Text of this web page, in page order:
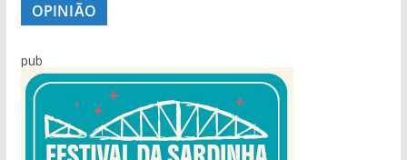
OPINIÃO
pub